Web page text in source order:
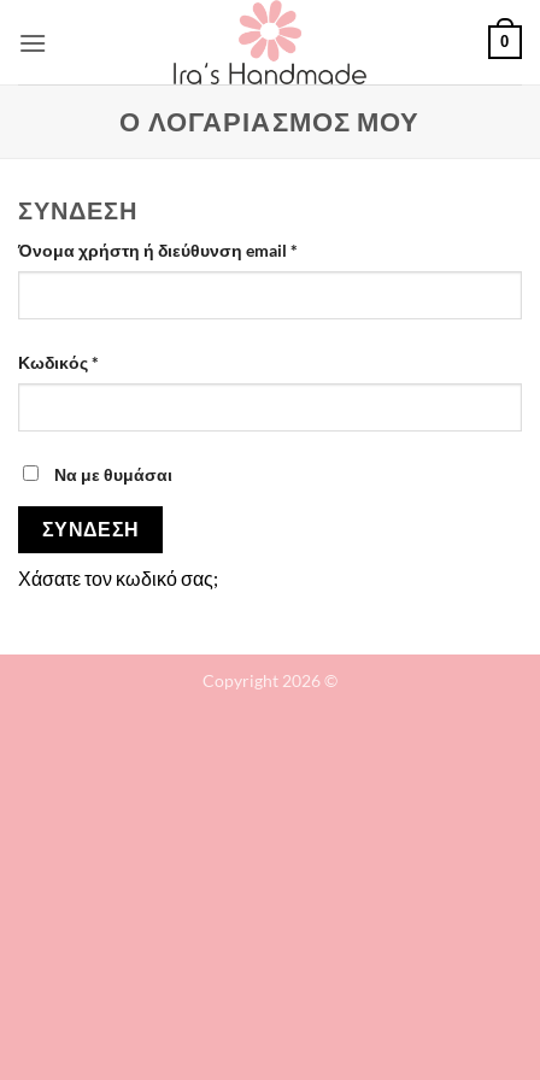
στο
0
Ο ΛΟΓΑΡΙΑΣΜΌΣ ΜΟΥ
ΣΎΝΔΕΣΗ
Όνομα χρήστη ή διεύθυνση email *
Κωδικός*
Να με θυμάσαι
ΣΎΝΔΕΣΗ
Χάσατε τον κωδικό σας;
Copyright 2026 ©